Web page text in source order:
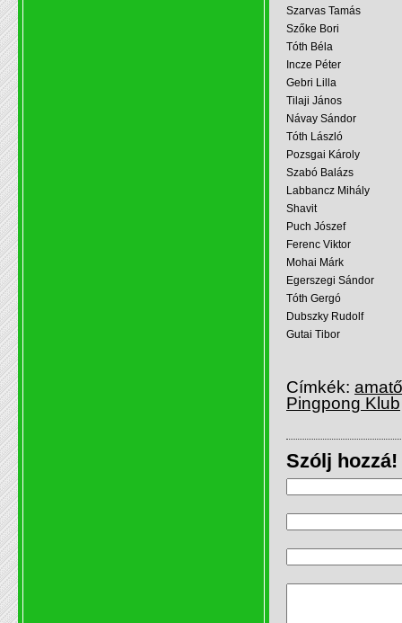
Szarvas Tamás
Szőke Bori
Tóth Béla
Incze Péter
Gebri Lilla
Tilaji János
Návay Sándor
Tóth László
Pozsgai Károly
Szabó Balázs
Labbancz Mihály
Shavit
Puch Jószef
Ferenc Viktor
Mohai Márk
Egerszegi Sándor
Tóth Gergó
Dubszky Rudolf
Gutai Tibor
Címkék:
Pingpong Klub
Szólj hozzá!